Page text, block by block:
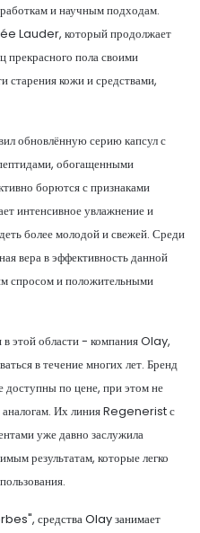
и научным подходам.
Lauder, который продолжает
прекрасного пола своими
старения кожи и средствами,
обновлённую серию капсул с
обогащенными
борются с признаками
интенсивное увлажнение и
более молодой и свежей. Среди
вера в эффективность данной
спросом и положительными
в этой области - компания Olay,
в течение многих лет. Бренд
доступны по цене, при этом не
аналогам. Их линия Regenerist с
уже давно заслужила
результатам, которые легко
средства Olay занимает